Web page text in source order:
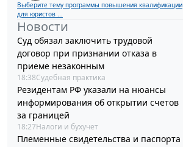
Выберите тему программы повышения квалификации
для юристов ...
Новости
Суд обязал заключить трудовой
договор при признании отказа в
приеме незаконным
18:38Судебная практика
Резидентам РФ указали на нюансы
информирования об открытии счетов
за границей
18:27Налоги и бухучет
Племенные свидетельства и паспорта